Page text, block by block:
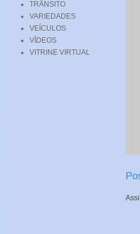
TRÂNSITO
VARIEDADES
VEÍCULOS
VÍDEOS
VITRINE VIRTUAL